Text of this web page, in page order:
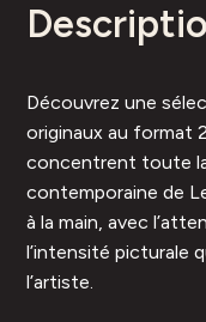
93
Découvrez une
originaux au format
concentrent toute
contemporaine de
à la main, avec
l’intensité picturale
l’artiste.